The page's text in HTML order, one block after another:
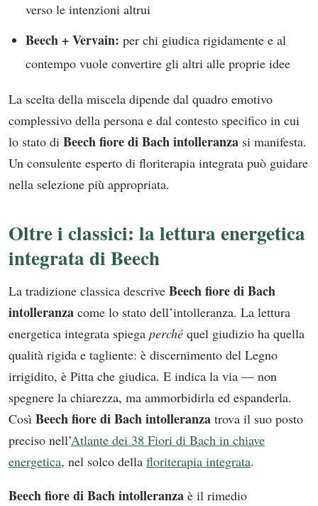
verso le intenzioni altrui
Beech + Vervain: per chi giudica rigidamente e al
contempo vuole convertire gli altri alle proprie idee
La scelta della miscela dipende dal quadro emotivo
complessivo della persona e dal contesto specifico in cui
lo stato di Beech fiore di Bach intolleranza si manifesta.
Un consulente esperto di floriterapia integrata può guidare
nella selezione più appropriata.
Oltre i classici: la lettura energetica
integrata di Beech
La tradizione classica descrive Beech fiore di Bach
intolleranza come lo stato dell’intolleranza. La lettura
energetica integrata spiega perché quel giudizio ha quella
qualità rigida e tagliente: è discernimento del Legno
irrigidito, è Pitta che giudica. E indica la via — non
spegnere la chiarezza, ma ammorbidirla ed espanderla.
Così Beech fiore di Bach intolleranza trova il suo posto
preciso nell’Atlante dei 38 Fiori di Bach in chiave
energetica, nel solco della floriterapia integrata.
Beech fiore di Bach intolleranza è il rimedio